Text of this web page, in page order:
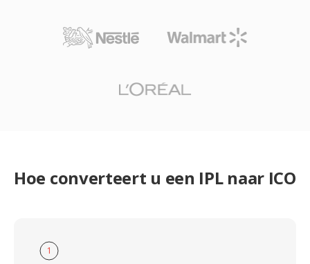
Hoe converteert u een IPL naar ICO
1